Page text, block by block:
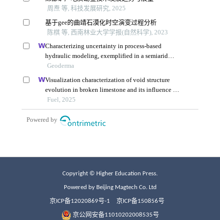
Copyright © Higher Education Press.
Powered by Beijing Magtech Co. Ltd
京ICP备12020869号-1 京ICP备150856号
京公网安备11010202008535号